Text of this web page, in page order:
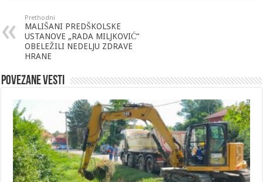
Prethodni
MALIŠANI PREDŠKOLSKE
USTANOVE „RADA MILJKOVIĆ“
OBELEŽILI NEDELJU ZDRAVE
HRANE
Povezane vesti